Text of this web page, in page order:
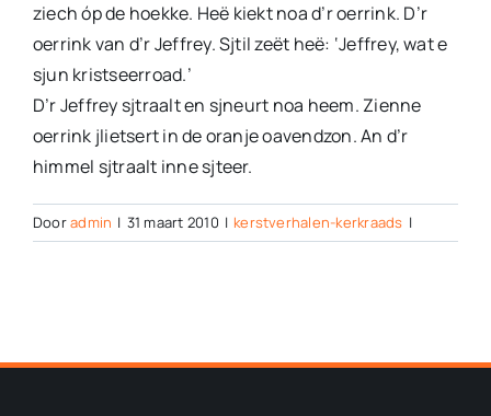
ziech óp de hoekke. Heë kiekt noa d’r oerrink. D’r
oerrink van d’r Jeffrey. Sjtil zeët heë: ‘Jeffrey, wat e
sjun kristseerroad.’
D’r Jeffrey sjtraalt en sjneurt noa heem. Zienne
oerrink jlietsert in de oranje oavendzon. An d’r
himmel sjtraalt inne sjteer.
Dooradmin | 31 maart 2010 | kerstverhalen-kerkraads |